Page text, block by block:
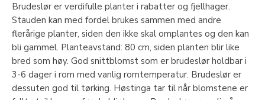
Brudeslør er verdifulle planter i rabatter og fjellhager.
Stauden kan med fordel brukes sammen med andre
flerårige planter, siden den ikke skal omplantes og den kan
bli gammel. Planteavstand: 80 cm, siden planten blir like
bred som høy. God snittblomst som er brudeslør holdbar i
3-6 dager i rom med vanlig romtemperatur. Brudeslør er
dessuten god til tørking. Høstinga tar til når blomstene er